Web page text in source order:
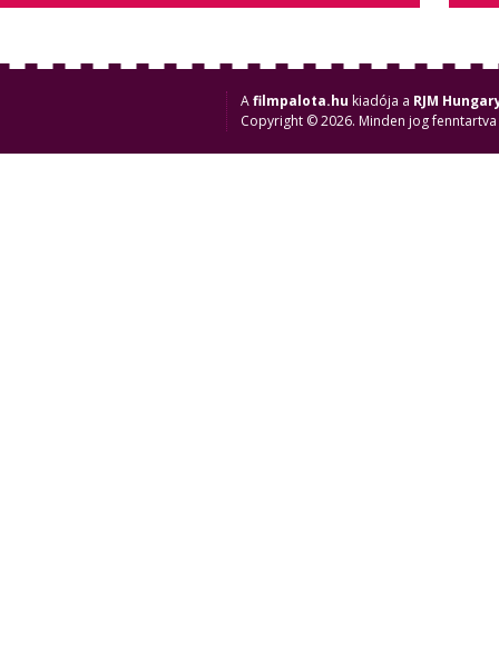
Afilmpalota.hu kiadója a RJM
Copyright © 2026. Minden jog fenntartva